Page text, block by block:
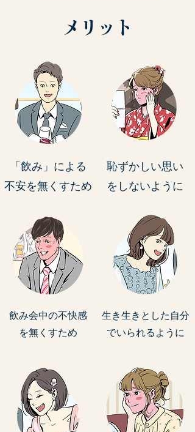
​メリット
「飲み」による
​不安を無くすため
恥ずかしい思い
​をしないように
飲み会中の不快感​
を無くすため
生き生きとした​自分
でいられるように